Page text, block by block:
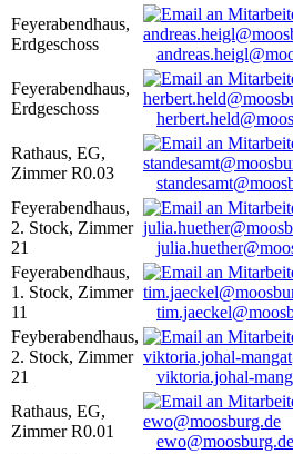
Feyerabendhaus,
Erdgeschoss
Feyerabendhaus,
Erdgeschoss
Rathaus, EG,
Zimmer R0.03
Feyerabendhaus,
2. Stock, Zimmer
21
Feyerabendhaus,
1. Stock, Zimmer
11
Feyberabendhaus,
2. Stock, Zimmer
21
viktoria.johal-
Rathaus, EG,
Zimmer R0.01
ewo@moosburg.de